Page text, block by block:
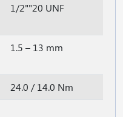
1/2""20 UNF
1.5 – 13 mm
24.0 / 14.0 Nm